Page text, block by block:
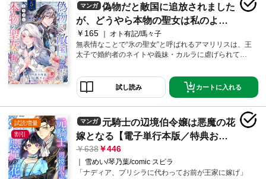
マンガ
偽物だと敵国に追放されました
が、どうやら本物の聖女は私のよう
です。５
￥165
オト有記/瑪々子
無表情なことで“氷の聖女”と呼ばれるアマリリスは、王
太子で婚約者のネイトや義妹・カルラに虐げられてき
女は出ていけ」と敵国・ライズ王国に追放されてしま
う。さらにネイトの策略で王国への道中、魔物の巣窟
に放り出されてしまったアマリリス。そんな絶体絶命
のピンチを救ったのは、ライズ王国一の天才魔術師と
名高いヴィクターだった。敵対する国の聖女が受け入
れられる訳がない――…。そう思っていたアマリリス
を待っていたのは、想像以上の大歓迎で――…！？氷
て幸せを掴む溺愛ラブファンタジー！
試し読み カートに入れる
試読増量
割引
マンガ
元騎士の辺境伯令嬢は悪魔の花
嫁となる【電子単行本版／特典おま
け付き】１
638 446
雪めい/琴乃葉/comic スピラ
「ナディア、プリシラに代わってお前が王家に嫁げ」